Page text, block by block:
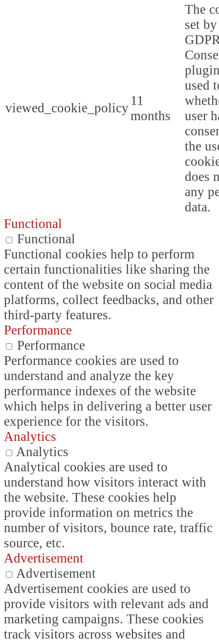
viewed_cookie_policy 11
months
The
set
used
user
the
does
any
data.
Functional
Functional
Functional cookies help to perform
certain functionalities like sharing the
content of the website on social media
platforms, collect feedbacks, and other
third-party features.
Performance
Performance
Performance cookies are used to
understand and analyze the key
performance indexes of the website
which helps in delivering a better user
experience for the visitors.
Analytics
Analytics
Analytical cookies are used to
understand how visitors interact with
the website. These cookies help
provide information on metrics the
number of visitors, bounce rate, traffic
source, etc.
Advertisement
Advertisement
Advertisement cookies are used to
provide visitors with relevant ads and
marketing campaigns. These cookies
track visitors across websites and